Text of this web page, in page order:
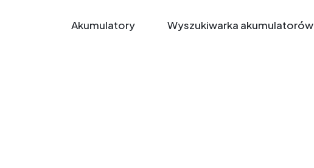
Akumulatory Wyszukiwarka akumulatorów